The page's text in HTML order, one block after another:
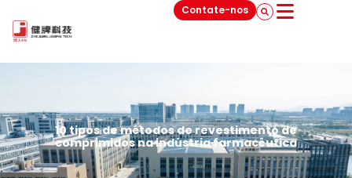
Contate-nos
10 tipos de métodos de revestimento de
comprimidos na indústria farmacêutica